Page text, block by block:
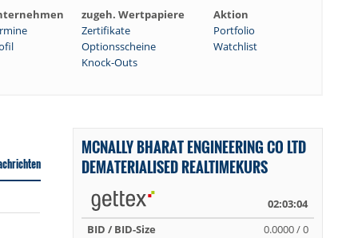
zugeh. Wertpapiere
Aktion
Zertifikate
Portfolio
Optionsscheine
Watchlist
Knock-Outs
MCNALLY BHARAT ENGINEERING CO LTD
DEMATERIALISED REALTIMEKURS
02:03:04
BID / BID-Size
0.0000 / 0